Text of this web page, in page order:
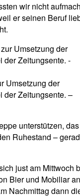
wir nicht
er seinen Beruf
Umsetzung der
der Zeitungsente. –
unterstützen,
Ruhestand –
just am Mittwoch
Bier und Mobiliar
Nachmittag dann